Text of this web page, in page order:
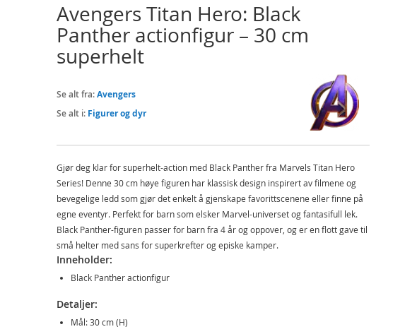
Avengers Titan Hero: Black
Panther actionfigur – 30 cm
superhelt
Se alt fra:Avengers
Se alt i: Figurer og dyr
Gjør deg klar for superhelt-action med Black Panther fra Marvels Titan Hero
Series! Denne 30 cm høye figuren har klassisk design inspirert av filmene og
bevegelige ledd som gjør det enkelt å gjenskape favorittscenene eller finne på
egne eventyr. Perfekt for barn som elsker Marvel-universet og fantasifull lek.
Black Panther-figuren passer for barn fra 4 år og oppover, og er en flott gave til
små helter med sans for superkrefter og episke kamper.
Inneholder:
Black Panther actionfigur
Detaljer:
Mål: 30 cm (H)